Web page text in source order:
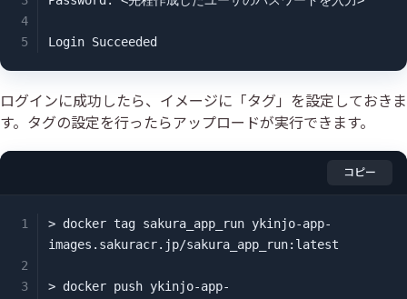
Login Succeeded
ログインに成功したら、イメージに「タグ」を設定しておきま
す。タグの設定を行ったらアップロードが実行できます。
コピー
> docker tag sakura_app_run ykinjo-app-
images.sakuracr.jp/sakura_app_run:latest
> docker push ykinjo-app-